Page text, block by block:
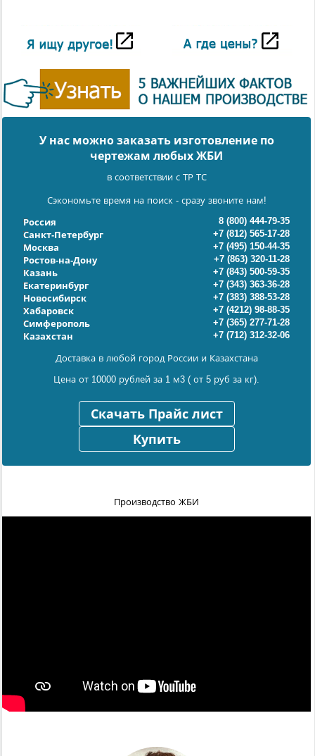
У нас можно заказать изготовление по
чертежам любых ЖБИ
в соответствии с ТР ТС
Сэкономьте время на поиск - сразу звоните нам!
Россия
8 (800) 444-79-35
Санкт-Петербург
+7 (812) 565-17-28
Москва
+7 (495) 150-44-35
Ростов-на-Дону
+7 (863) 320-11-28
Казань
+7 (843) 500-59-35
Екатеринбург
+7 (343) 363-36-28
Новосибирск
+7 (383) 388-53-28
Хабаровск
+7 (4212) 98-88-35
Симферополь
+7 (365) 277-71-28
Казахстан
+7 (712) 312-32-06
Доставка в любой город России и Казахстана
Цена от 10000 рублей за 1 м3 ( от 5 руб за кг).
Скачать Прайс лист
Купить
Производство ЖБИ